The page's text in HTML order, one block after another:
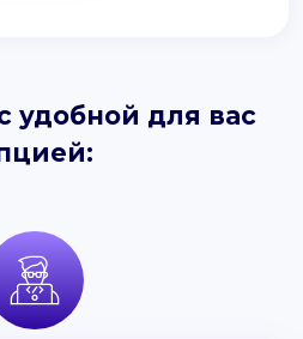
удобной для вас